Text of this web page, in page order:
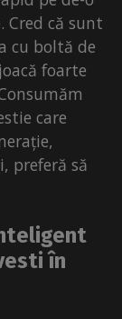
că sunt
cu boltă de
foarte
care
preferă să
în